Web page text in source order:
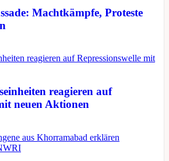
Machtkämpfe, Proteste
reagieren auf
neuen Aktionen